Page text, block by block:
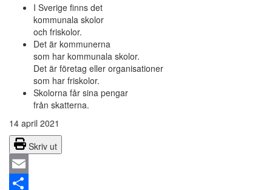
I Sverige finns det
kommunala skolor
och friskolor.
Det är kommunerna
som har kommunala skolor.
Det är företag eller organisationer
som har friskolor.
Skolorna får sina pengar
från skatterna.
14 april 2021
Skriv ut
Email